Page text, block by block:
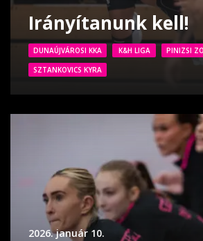
Irányítanunk kell!
DUNAÚJVÁROSI KKA K&H LIGA
PINIZSI
SZTANKOVICS KYRA
2026. január 10.